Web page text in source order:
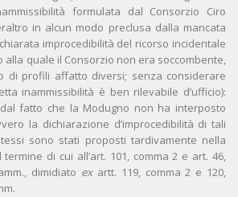
formulata dal Consorzio Ciro
in alcun modo preclusa dalla mancata
improcedibilità del ricorso incidentale
alla quale il Consorzio non era soccombente,
di profili affatto diversi; senza considerare
inammissibilità è ben rilevabile d’ufficio):
fatto che la Modugno non ha interposto
la dichiarazione d’improcedibilità di tali
sono stati proposti tardivamente nella
di cui all’art. 101, comma 2 e art. 46,
dimidiato ex artt. 119, comma 2 e 120,